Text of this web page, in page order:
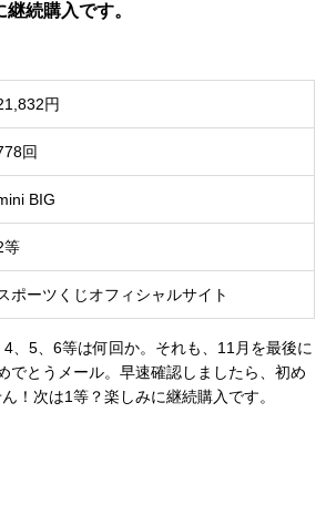
続購入です。
円
回
BIG
等
ポーツくじオフィシャルサイト
、5、6等は何回か。それも、11月を最後に
でとうメール。早速確認しましたら、初め
！次は1等？楽しみに継続購入です。